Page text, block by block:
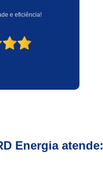
competente.
Energia atende: